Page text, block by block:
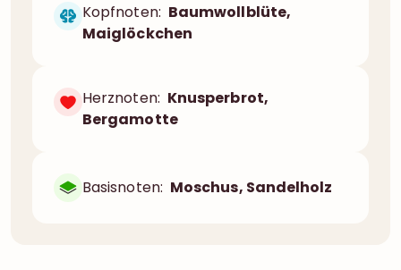
Kopfnoten: Baumwollblüte,
Maiglöckchen
Herznoten: Knusperbrot,
Bergamotte
Basisnoten: Moschus, Sandelholz